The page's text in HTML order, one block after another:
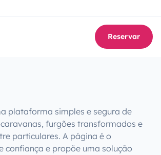
Reservar
plataforma simples e segura de
furgões transformados e
particulares. A página é o
confiança e propõe uma solução